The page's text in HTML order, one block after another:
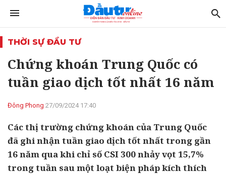
THỜI SỰ ĐẦU TƯ
Chứng khoán Trung Quốc có
tuần giao dịch tốt nhất 16 năm
Đông Phong 27/09/2024 17:40
Các thị trường chứng khoán của Trung Quốc
đã ghi nhận tuần giao dịch tốt nhất trong gần
16 năm qua khi chỉ số CSI 300 nhảy vọt 15,7%
trong tuần sau một loạt biện pháp kích thích